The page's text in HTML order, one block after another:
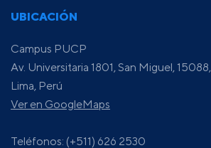
UBICACIÓN
Campus PUCP
Av. Universitaria 1801, San Miguel, 15088,
Lima, Perú
Ver en GoogleMaps
Teléfonos: (+511) 626 2530